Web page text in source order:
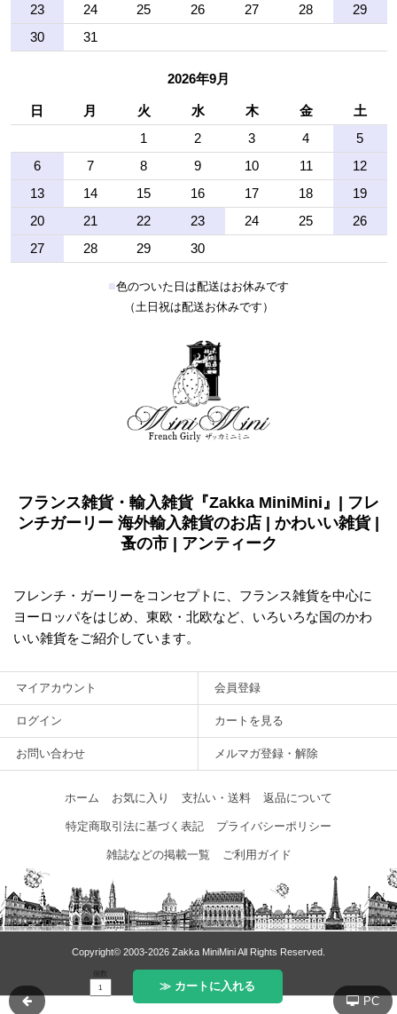
個数
≫ カートに入れる
23
24 25 26 27 28
29
30
31
2026年9月
日 月 火 水 木 金
土
1
2 3 4
5
6
7 8 9 10 11
12
13
14 15 16 17 18
19
20
21 22 23 24 25
26
27
28 29 30
■色のついた日は配送はお休みです
（土日祝は配送お休みです）
フランス雑貨・輸入雑貨『Zakka MiniMini』| フレ
ンチガーリー 海外輸入雑貨のお店 | かわいい雑貨 |
蚤の市 | アンティーク
フレンチ・ガーリーをコンセプトに、フランス雑貨を中心に
ヨーロッパをはじめ、東欧・北欧など、いろいろな国のかわ
いい雑貨をご紹介しています。
マイアカウント 会員登録
ログイン カートを見る
お問い合わせ メルマガ登録・解除
ホーム お気に入り 支払い・送料 返品について
特定商取引法に基づく表記 プライバシーポリシー
雑誌などの掲載一覧 ご利用ガイド
Copyright© 2003‐2026 Zakka MiniMini All Rights Reserved.
PC